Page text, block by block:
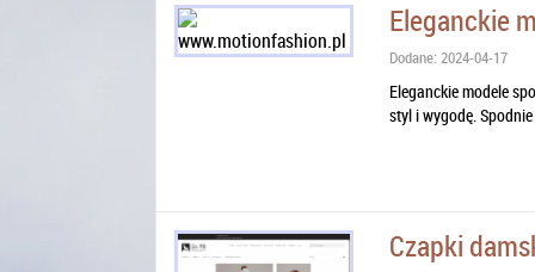
Eleganckie
Dodane: 2024-04-17
Eleganckie modele
styl i wygodę.
Czapki